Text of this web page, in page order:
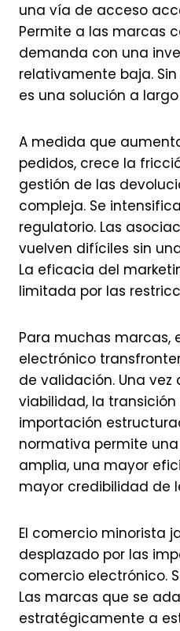
una vía de acceso
Permite a las marcas
demanda con una
relativamente baja.
es una solución a
A medida que
pedidos, crece la
gestión de las
compleja. Se
regulatorio. Las
vuelven difíciles sin
La eficacia del
limitada por las
Para muchas marcas,
electrónico
de validación. Una
viabilidad, la
importación
normativa permite
amplia, una mayor
mayor credibilidad de
El comercio minorista
desplazado por las
comercio electrónico.
Las marcas que se
estratégicamente a